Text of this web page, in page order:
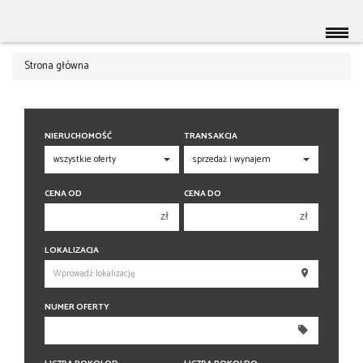
Strona główna
NIERUCHOMOŚĆ TRANSAKCJA
CENA OD
zł
200 000 zł
250 000 zł
300 000 zł
CENA DO
zł
250 000 zł
300 000 zł
LOKALIZACJA
NUMER OFERTY